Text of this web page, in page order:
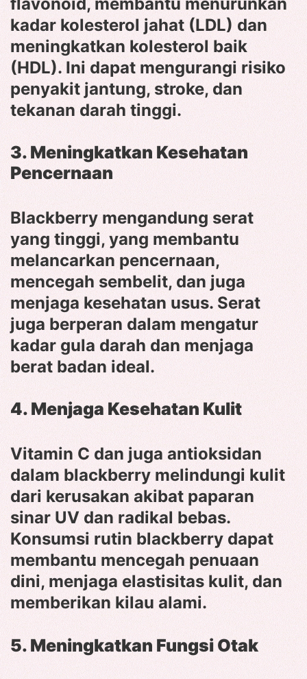
kadar kolesterol jahat (LDL) dan
meningkatkan kolesterol baik
(HDL). Ini dapat mengurangi risiko
penyakit jantung, stroke, dan
tekanan darah tinggi.
3. Meningkatkan Kesehatan
Pencernaan
Blackberry mengandung serat
yang tinggi, yang membantu
melancarkan pencernaan,
mencegah sembelit, dan juga
menjaga kesehatan usus. Serat
juga berperan dalam mengatur
kadar gula darah dan menjaga
berat badan ideal.
4. Menjaga Kesehatan Kulit
Vitamin C dan juga antioksidan
dalam blackberry melindungi kulit
dari kerusakan akibat paparan
sinar UV dan radikal bebas.
Konsumsi rutin blackberry dapat
membantu mencegah penuaan
dini, menjaga elastisitas kulit, dan
memberikan kilau alami.
5. Meningkatkan Fungsi Otak